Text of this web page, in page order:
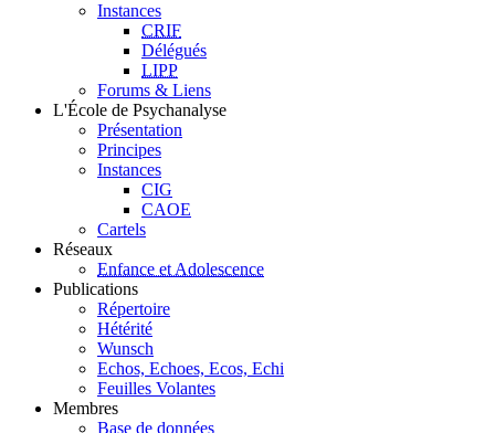
Instances
CRIF
Délégués
LIPP
Forums & Liens
L'École de Psychanalyse
Présentation
Principes
Instances
CIG
CAOE
Cartels
Réseaux
Enfance et Adolescence
Publications
Répertoire
Hétérité
Wunsch
Echos, Echoes, Ecos, Echi
Feuilles Volantes
Membres
Base de données